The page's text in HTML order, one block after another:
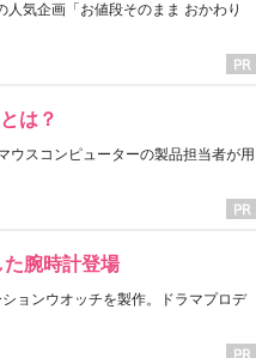
気企画「お値段そのまま おかわり
は？
ウスコンピューターの製品担当者が用
腕時計登場
ョンウオッチを製作。ドラマプロデ